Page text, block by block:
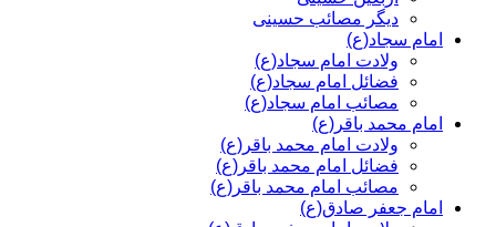
دیگر مصائب حسینی
امام سجاد(ع)
ولادت امام سجاد(ع)
فضائل امام سجاد(ع)
مصائب امام سجاد(ع)
امام محمد باقر(ع)
ولادت امام محمد باقر(ع)
فضائل امام محمد باقر(ع)
مصائب امام محمد باقر(ع)
امام جعفر صادق(ع)